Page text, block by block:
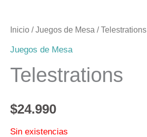
Inicio /Juegos de Mesa / Telestrations
Juegos de Mesa
Telestrations
$24.990
Sin existencias